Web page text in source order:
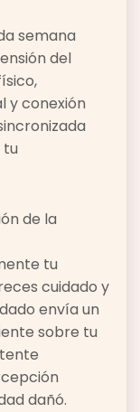
semana
del
y conexión
tu
de la
tu
cuidado y
envía un
sobre tu
dañó.